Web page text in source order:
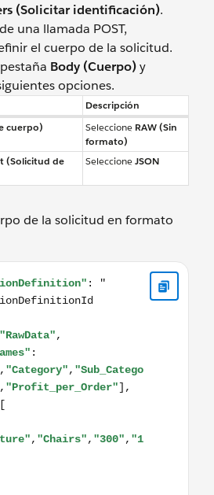
(Solicitar identificación).
una llamada POST,
el cuerpo de la solicitud.
Body (Cuerpo)y
opciones.
Descripción
cuerpo)
Seleccione RAW (Sin
formato)
(Solicitud de
SeleccioneJSON
de la solicitud en formato
" yourPredictionDefinitionId ",